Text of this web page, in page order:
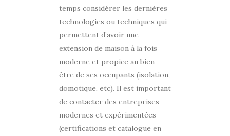
temps considérer les dernières
technologies ou techniques qui
permettent d’avoir une
extension de maison à la fois
moderne et propice au bien-
être de ses occupants (isolation,
domotique, etc). Il est important
de contacter des entreprises
modernes et expérimentées
(certifications et catalogue en